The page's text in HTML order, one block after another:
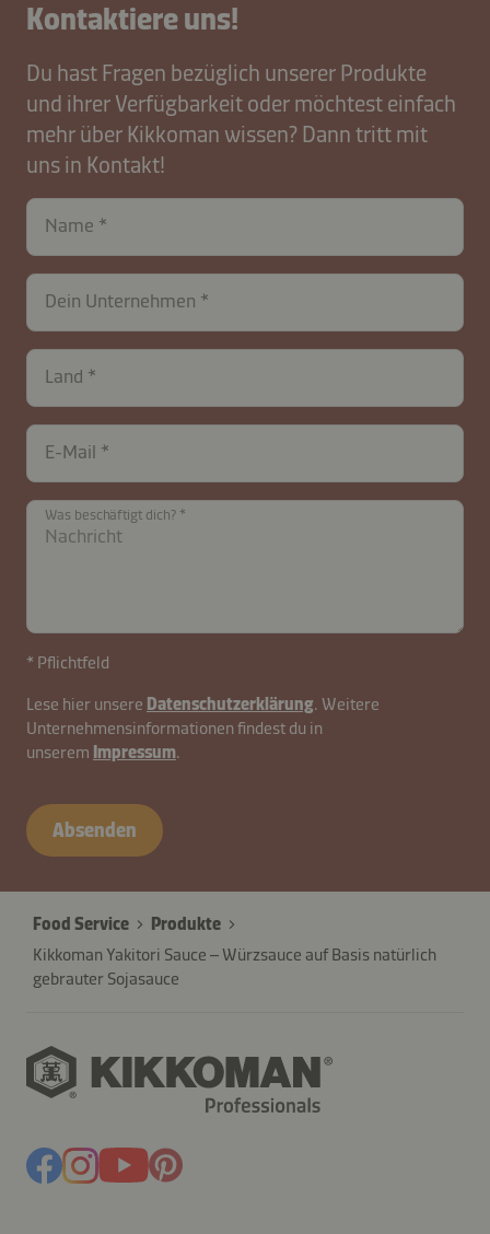
Kontaktiere uns!
Du hast Fragen bezüglich unserer Produkte
und ihrer Verfügbarkeit oder möchtest einfach
mehr über Kikkoman wissen? Dann tritt mit
uns in Kontakt!
Name
Dein Unternehmen
Land
E-Mail
contactDE-
B2B-
Was beschäftigt dich?
* Pflichtfeld
Lese hier unsere Datenschutzerklärung. Weitere
Unternehmensinformationen findest du in
unserem Impressum.
Absenden
Food Service
Produkte
Kikkoman Yakitori Sauce – Würzsauce auf Basis natürlich
gebrauter Sojasauce